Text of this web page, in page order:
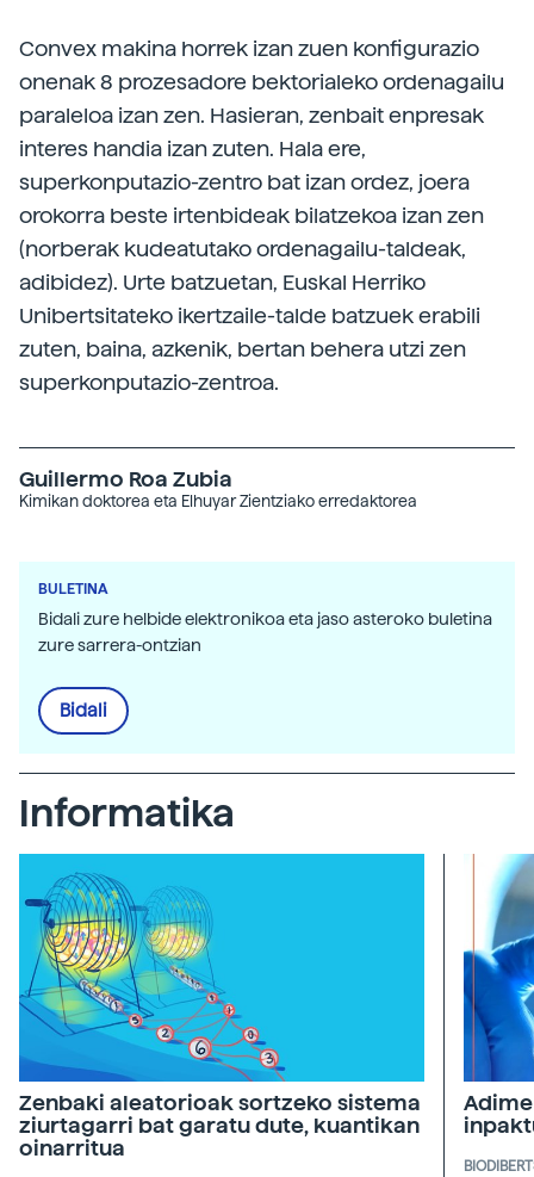
Convex makina horrek izan zuen konfigurazio
onenak 8 prozesadore bektorialeko ordenagailu
paraleloa izan zen. Hasieran, zenbait enpresak
interes handia izan zuten. Hala ere,
superkonputazio-zentro bat izan ordez, joera
orokorra beste irtenbideak bilatzekoa izan zen
(norberak kudeatutako ordenagailu-taldeak,
adibidez). Urte batzuetan, Euskal Herriko
Unibertsitateko ikertzaile-talde batzuek erabili
zuten, baina, azkenik, bertan behera utzi zen
superkonputazio-zentroa.
Guillermo Roa Zubia
Kimikan doktorea eta Elhuyar Zientziako erredaktorea
BULETINA
Bidali zure helbide elektronikoa eta jaso asteroko buletina
zure sarrera-ontzian
Bidali
Informatika
Zenbaki aleatorioak sortzeko sistema
ziurtagarri bat garatu dute, kuantikan
oinarritua